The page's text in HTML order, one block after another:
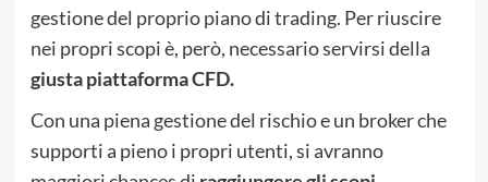
gestione del proprio piano di trading. Per riuscire
nei propri scopi è, però, necessario servirsi della
giusta piattaforma CFD.
Con una piena gestione del rischio e un broker che
supporti a pieno i propri utenti, si avranno